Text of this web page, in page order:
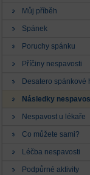
Můj příběh
Spánek
Poruchy spánku
Příčiny nespavosti
Desatero spánkové
Následky
Nespavost u lékaře
Co můžete sami?
Léčba nespavosti
Podpůrné aktivity